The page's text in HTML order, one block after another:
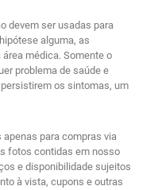
devem ser usadas para
alguma, as
médica. Somente o
problema de saúde e
os sintomas, um
para compras via
fotos contidas em nosso
e disponibilidade sujeitos
à vista, cupons e outras